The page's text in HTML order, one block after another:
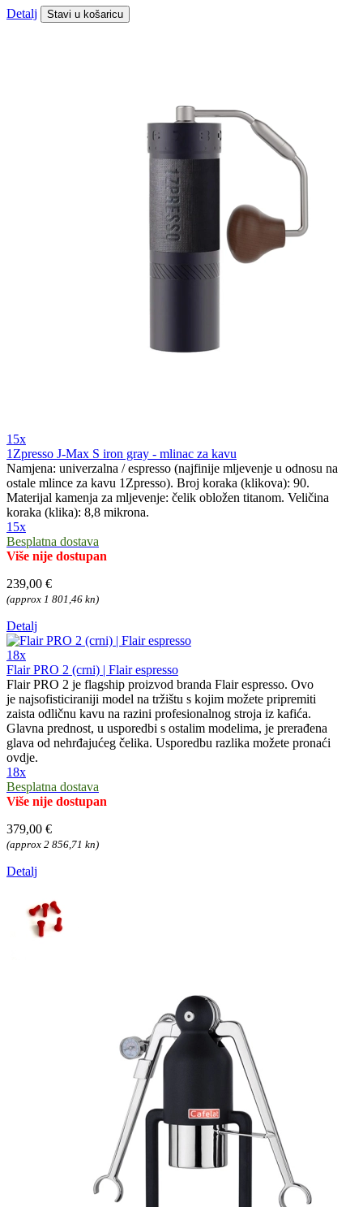
Detalj Stavi u košaricu
15x
1Zpresso J-Max S iron gray - mlinac za kavu
Namjena: univerzalna / espresso (najfinije mljevenje u odnosu na
ostale mlince za kavu 1Zpresso). Broj koraka (klikova): 90.
Materijal kamenja za mljevenje: čelik obložen titanom. Veličina
koraka (klika): 8,8 mikrona.
15x
Besplatna dostava
Više nije dostupan
239,00 €
(approx 1 801,46 kn)
Detalj
18x
Flair PRO 2 (crni) | Flair espresso
Flair PRO 2 je flagship proizvod branda Flair espresso. Ovo
je najsofisticiraniji model na tržištu s kojim možete pripremiti
zaista odličnu kavu na razini profesionalnog stroja iz kafića.
Glavna prednost, u usporedbi s ostalim modelima, je prerađena
glava od nehrđajućeg čelika. Usporedbu razlika možete pronaći
ovdje.
18x
Besplatna dostava
Više nije dostupan
379,00 €
(approx 2 856,71 kn)
Detalj